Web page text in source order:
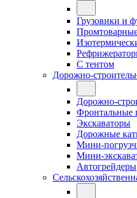
Грузовики и
С тентом
Дорожно-
Дорожно-
Фронтальные
Экскаваторы
Дорожные
Мини-
Мини-
Автогрейдеры